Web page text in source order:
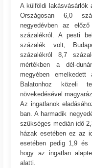
A külföldi lakásvásárlók
Országosan 6,0
negyedévben az
százalékról. A pesti
százalék volt,
százalékról 8,7
mértékben a dél-
megyében
Balatonhoz közeli
növekedésével
Az ingatlanok
ban. A harmadik
szükséges medián idő
házak esetében ez az
esetében pedig 1,9 és
hogy az ingatlan
alatti.